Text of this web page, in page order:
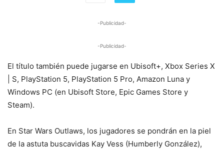
-Publicidad-
-Publicidad-
El título también puede jugarse en Ubisoft+, Xbox Series X
| S, PlayStation 5, PlayStation 5 Pro, Amazon Luna y
Windows PC (en Ubisoft Store, Epic Games Store y
Steam).
En Star Wars Outlaws, los jugadores se pondrán en la piel
de la astuta buscavidas Kay Vess (Humberly González),